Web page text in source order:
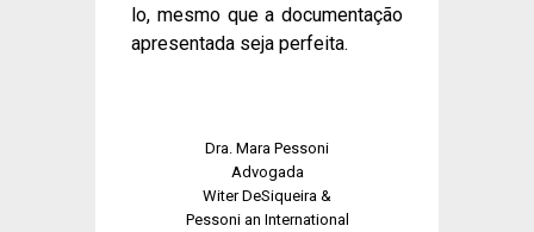
lo, mesmo que a documentação
apresentada seja perfeita.
Dra. Mara Pessoni
Advogada
Witer DeSiqueira &
Pessoni an International